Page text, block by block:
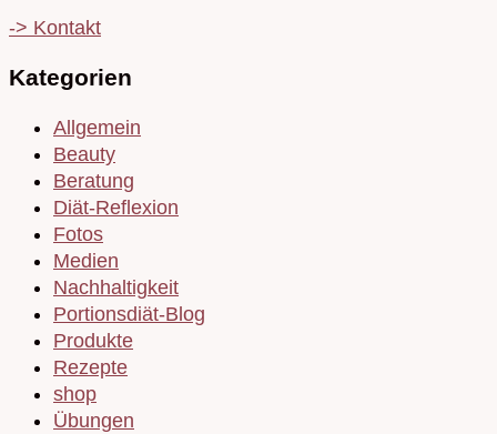
-> Kontakt
Kategorien
Allgemein
Beauty
Beratung
Diät-Reflexion
Fotos
Medien
Nachhaltigkeit
Portionsdiät-Blog
Produkte
Rezepte
shop
Übungen